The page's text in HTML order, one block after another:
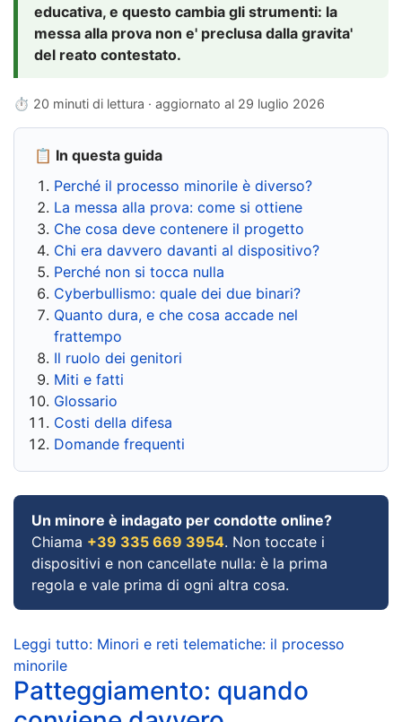
educativa, e questo cambia gli strumenti: la
messa alla prova non e' preclusa dalla gravita'
del reato contestato.
⏱ 20 minuti di lettura · aggiornato al 29 luglio 2026
📋 In questa guida
Perché il processo minorile è diverso?
La messa alla prova: come si ottiene
Che cosa deve contenere il progetto
Chi era davvero davanti al dispositivo?
Perché non si tocca nulla
Cyberbullismo: quale dei due binari?
Quanto dura, e che cosa accade nel
frattempo
Il ruolo dei genitori
Miti e fatti
Glossario
Costi della difesa
Domande frequenti
Un minore è indagato per condotte online?
Chiama +39 335 669 3954. Non toccate i
dispositivi e non cancellate nulla: è la prima
regola e vale prima di ogni altra cosa.
Leggi tutto: Minori e reti telematiche: il processo
minorile
Patteggiamento: quando